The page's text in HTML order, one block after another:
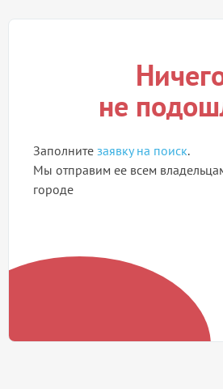
не
Заполните заявку на поиск.
Мы отправим ее всем
городе